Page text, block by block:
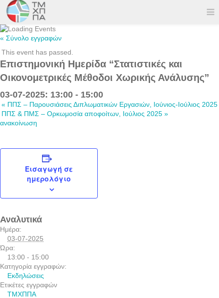
« Σύνολο εγγραφών
This event has passed.
Επιστημονική Ημερίδα “Στατιστικές και
Οικονομετρικές Μέθοδοι Χωρικής Ανάλυσης”
03-07-2025: 13:00 - 15:00
« ΠΠΣ – Παρουσιάσεις Διπλωματικών Εργασιών, Ιούνιος-Ιούλιος 2025
ΠΠΣ & ΠΜΣ – Ορκωμοσία αποφοίτων, Ιούλιος 2025 »
ανακοίνωση
Εισαγωγή σε
ημερολόγιο
Αναλυτικά
Ημέρα:
03-07-2025
Ώρα:
13:00 - 15:00
Κατηγορία εγγραφών:
Εκδηλώσεις
Ετικέτες εγγραφών
ΤΜΧΠΠΑ